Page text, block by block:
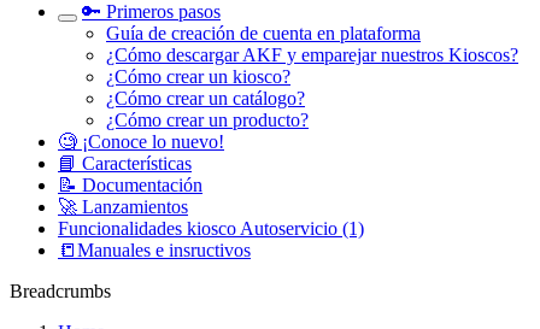
🔑 Primeros pasos
Guía de creación de cuenta en plataforma
¿Cómo descargar AKF y emparejar nuestros Kioscos?
¿Cómo crear un kiosco?
¿Cómo crear un catálogo?
¿Cómo crear un producto?
🧐 ¡Conoce lo nuevo!
📘 Características
📝 Documentación
🚀 Lanzamientos
Funcionalidades kiosco Autoservicio (1)
📒Manuales e insructivos
Breadcrumbs